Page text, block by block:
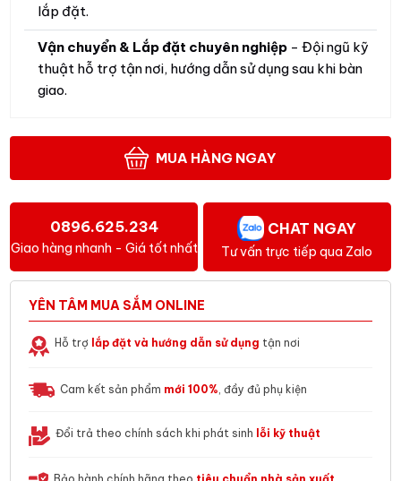
lắp đặt.
Vận chuyển & Lắp đặt chuyên nghiệp - Đội ngũ kỹ
thuật hỗ trợ tận nơi, hướng dẫn sử dụng sau khi bàn
giao.
MUA HÀNG NGAY
0896.625.234
Giao hàng nhanh - Giá tốt nhất
CHAT NGAY
Tư vấn trực tiếp qua Zalo
YÊN TÂM MUA SẮM ONLINE
Hỗ trợ lắp đặt và hướng dẫn sử dụng tận nơi
Cam kết sản phẩm mới 100% , đầy đủ phụ kiện
Đổi trả theo chính sách khi phát sinh lỗi kỹ thuật